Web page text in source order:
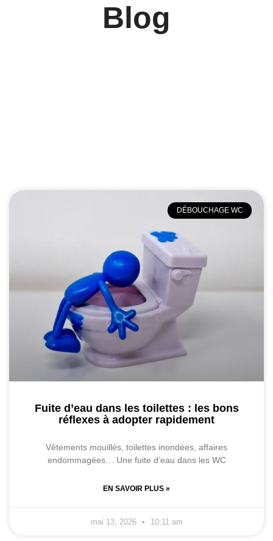
Blog
DÉBOUCHAGE WC
Fuite d’eau dans les toilettes : les bons
réflexes à adopter rapidement
Vêtements mouillés, toilettes inondées, affaires
endommagées… Une fuite d’eau dans les WC
EN SAVOIR PLUS »
mai 13, 2026 10:11 am